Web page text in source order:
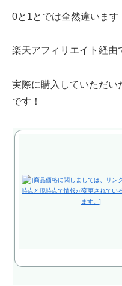
0と1とでは全然違います
楽天アフィリエイト経由
実際に購入していただい
です！